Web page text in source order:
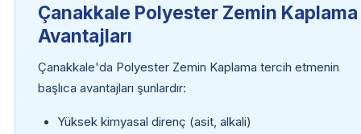
Çanakkale Polyester Zemin Kaplama
Avantajları
Çanakkale'da Polyester Zemin Kaplama tercih etmenin
başlıca avantajları şunlardır:
Yüksek kimyasal direnç (asit, alkali)